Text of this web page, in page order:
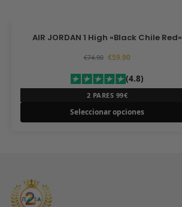
AIR JORDAN 1 High «Black Chile Red»
€74.90 €59.90
(4.8)
2 PARES 99€
Seleccionar opciones